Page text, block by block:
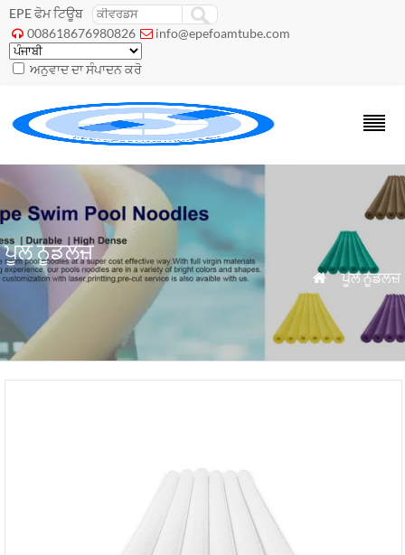
EPE ਫੋਮ ਟਿਊਬ
 008618676980826  info@epefoamtube.com
ਅਨੁਵਾਦ ਦਾ ਸੰਪਾਦਨ ਕਰੋ
ਪੂਲ ਨੂਡਲਜ਼
 »ਪੂਲ ਨੂਡਲਜ਼